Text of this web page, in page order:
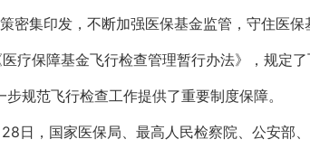
密集印发，不断加强医保基金监管，守住医保
疗保障基金飞行检查管理暂行办法》，规定
规范飞行检查工作提供了重要制度保障。
日，国家医保局、最高人民检察院、公安部